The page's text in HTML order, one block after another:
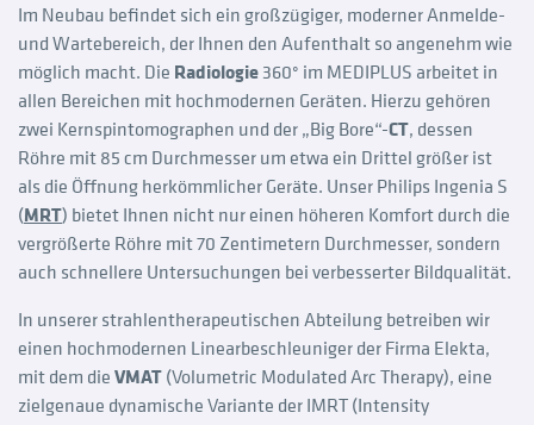
Im Neubau befindet sich ein großzügiger, moderner Anmelde-
und Wartebereich, der Ihnen den Aufenthalt so angenehm wie
möglich macht. Die Radiologie360° im MEDIPLUS arbeitet in
allen Bereichen mit hochmodernen Geräten. Hierzu gehören
zwei Kernspintomographen und der „Big Bore“-CT, dessen
Röhre mit 85 cm Durchmesser um etwa ein Drittel größer ist
als die Öffnung herkömmlicher Geräte. Unser Philips Ingenia S
(MRT) bietet Ihnen nicht nur einen höheren Komfort durch die
vergrößerte Röhre mit 70 Zentimetern Durchmesser, sondern
auch schnellere Untersuchungen bei verbesserter Bildqualität.
In unserer strahlentherapeutischen Abteilung betreiben wir
einen hochmodernen Linearbeschleuniger der Firma Elekta,
mit dem dieVMAT(Volumetric Modulated Arc Therapy), eine
zielgenaue dynamische Variante der IMRT (Intensity